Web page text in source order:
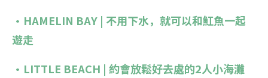
•HAMELIN BAY | 不用下水，就可以和魟魚一起
遊走
•LITTLE BEACH | 約會放鬆好去處的2人小海灘